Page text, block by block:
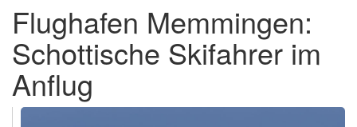
Flughafen Memmingen:
Schottische Skifahrer im
Anflug